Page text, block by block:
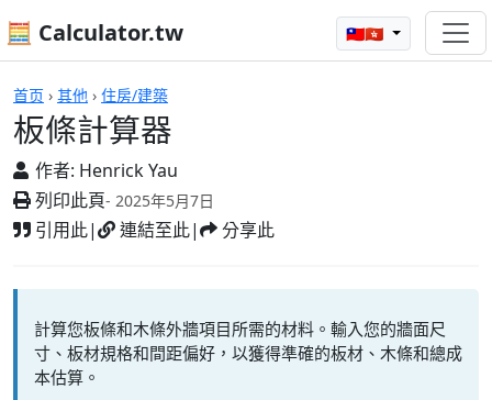
🧮 Calculator.tw 🇹🇼🇭🇰
首页 › 其他 › 住房/建築
板條計算器
作者: Henrick Yau
列印此頁- 2025年5月7日
引用此| 連結至此| 分享此
計算機
計算您板條和木條外牆項目所需的材料。輸入您的牆面尺
寸、板材規格和間距偏好，以獲得準確的板材、木條和總成
本估算。